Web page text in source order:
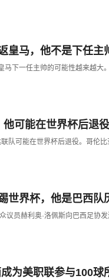
皇马，他不是下任主
马下一任主帅的可能性越来越大
可能在世界杯后退役
队可能在世界杯后退役。哥伦
世界杯，他是巴西队
为美职联参与100球